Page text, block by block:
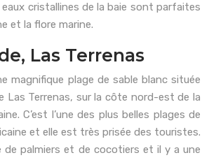
eaux cristallines de la baie sont parfaites
et la flore marine.
Las Terrenas
magnifique plage de sable blanc située
Las Terrenas, sur la côte nord-est de la
C’est l’une des plus belles plages de
et elle est très prisée des touristes.
de palmiers et de cocotiers et il y a une